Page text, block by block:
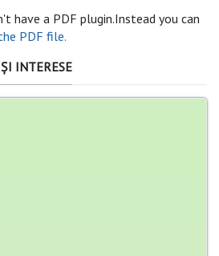
have a PDF plugin.Instead you can
PDF file.
INTERESE